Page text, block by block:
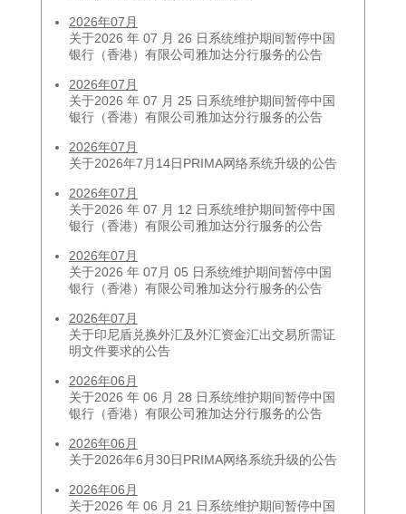
2026年07月
关于2026 年 07 月 26 日系统维护期间暂停中国
银行（香港）有限公司雅加达分行服务的公告
2026年07月
关于2026 年 07 月 25 日系统维护期间暂停中国
银行（香港）有限公司雅加达分行服务的公告
2026年07月
关于2026年7月14日PRIMA网络系统升级的公告
2026年07月
关于2026 年 07 月 12 日系统维护期间暂停中国
银行（香港）有限公司雅加达分行服务的公告
2026年07月
关于2026 年 07月 05 日系统维护期间暂停中国
银行（香港）有限公司雅加达分行服务的公告
2026年07月
关于印尼盾兑换外汇及外汇资金汇出交易所需证
明文件要求的公告
2026年06月
关于2026 年 06 月 28 日系统维护期间暂停中国
银行（香港）有限公司雅加达分行服务的公告
2026年06月
关于2026年6月30日PRIMA网络系统升级的公告
2026年06月
关于2026 年 06 月 21 日系统维护期间暂停中国